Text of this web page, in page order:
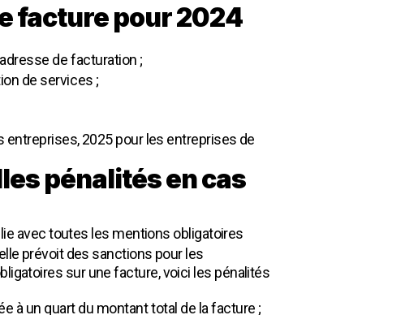
facture pour 2024
de facturation ;
de services ;
entreprises, 2025 pour les entreprises de
pénalités en cas
avec toutes les mentions obligatoires
prévoit des sanctions pour les
sur une facture, voici les pénalités
à un quart du montant total de la facture ;